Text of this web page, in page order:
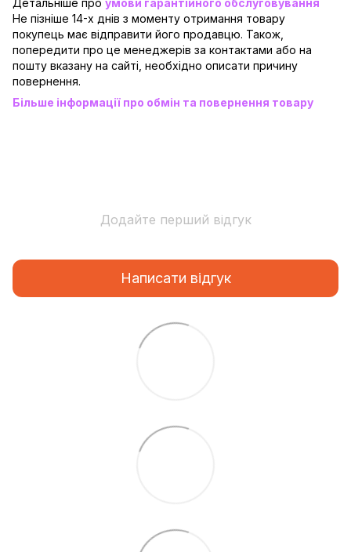
Детальніше про умови гарантійного обслуговування
Не пізніше 14-х днів з моменту отримання товару
покупець має відправити його продавцю. Також,
попередити про це менеджерів за контактами або на
пошту вказану на сайті, необхідно описати причину
повернення.
Більше інформації про обмін та повернення товару
Додайте перший відгук
Написати відгук